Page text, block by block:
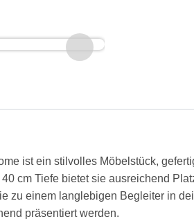
ist ein stilvolles Möbelstück,
cm Tiefe bietet sie ausreichend
zu einem langlebigen Begleiter in
präsentiert werden.